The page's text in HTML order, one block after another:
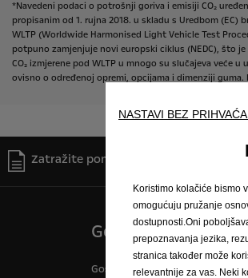
*Navedeni podaci o potrošnji goriva i emisiji CO₂
propisanim od 1. rujna 2018. u skladu s Uredbom (EC)
WLTP (Worldwide Harmonised Light Vehicle Test
potpuno zamjenjuje novi europski ciklus (NEDC), što je
CO₂ izmjerene pod WLTP u mnogo su slučajeva veće u
ovisno o određenoj opremi, opcijama i dimenziji guma.
Zatražite ponudu
Gospodarska
Gospodarska vozila i više
NASTAVI BEZ
Koristimo kolačiće bismo
omogućuju pružanje
dostupnosti.Oni
prepoznavanja jezika,
stranica također može
relevantnije za vas. Neki